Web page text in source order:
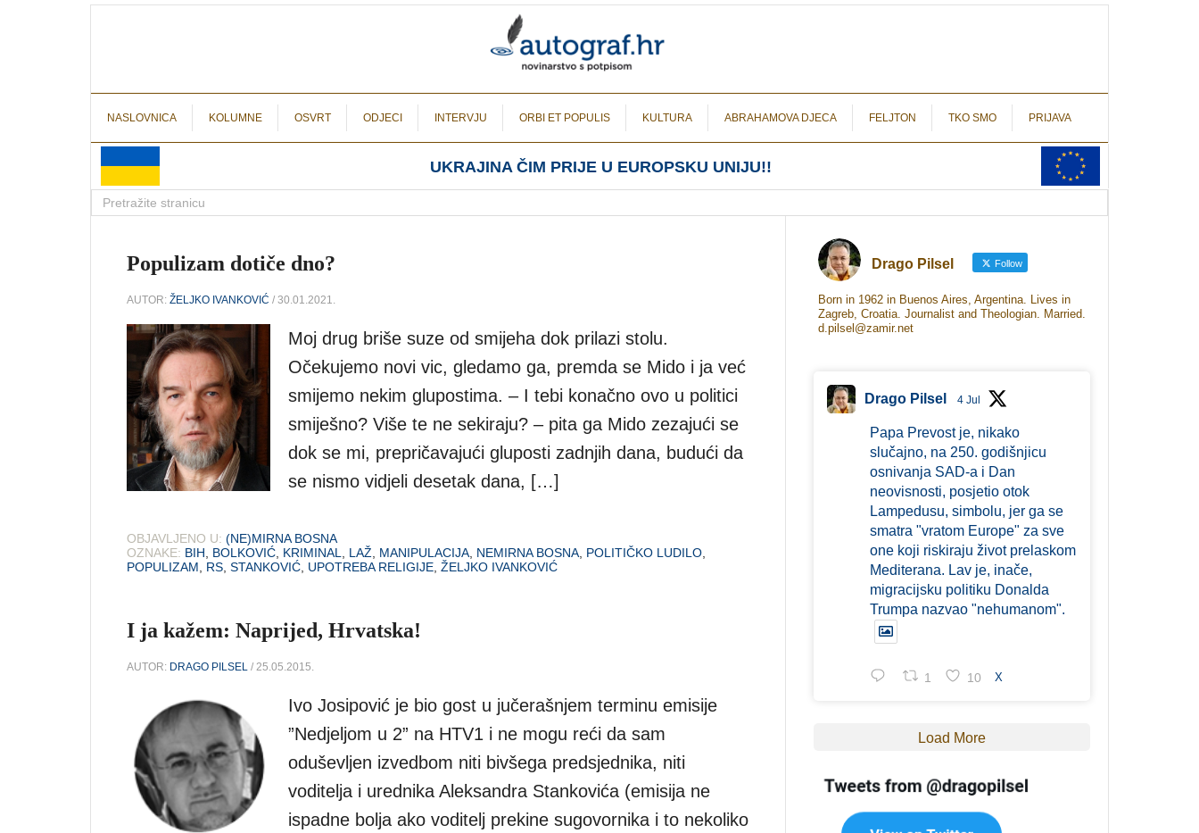
NASLOVNICA KOLUMNE OSVRT ODJECI INTERVJU ORBI ET POPULIS KULTURA ABRAHAMOVA DJECA FELJTON TKO SMO PRIJAVA
UKRAJINA ČIM PRIJE U EUROPSKU UNIJU!!
Populizam dotiče dno?
AUTOR: ŽELJKO IVANKOVIĆ / 30.01.2021.
Moj drug briše suze od smijeha dok prilazi stolu.
Očekujemo novi vic, gledamo ga, premda se Mido i ja već
smijemo nekim glupostima. – I tebi konačno ovo u politici
smiješno? Više te ne sekiraju? – pita ga Mido zezajući se
dok se mi, prepričavajući gluposti zadnjih dana, budući da
se nismo vidjeli desetak dana, […]
OBJAVLJENO U: (NE)MIRNA BOSNA
OZNAKE: BIH BOLKOVIĆ KRIMINAL LAŽ MANIPULACIJA NEMIRNA BOSNA POLITIČKO LUDILO
POPULIZAM
RS STANKOVIĆ UPOTREBA RELIGIJE ŽELJKO IVANKOVIĆ
I ja kažem: Naprijed, Hrvatska!
AUTOR: DRAGO PILSEL / 25.05.2015.
Ivo Josipović je bio gost u jučerašnjem terminu emisije
”Nedjeljom u 2” na HTV1 i ne mogu reći da sam
oduševljen izvedbom niti bivšega predsjednika, niti
voditelja i urednika Aleksandra Stankovića (emisija ne
ispadne bolja ako voditelj prekine sugovornika i to nekoliko
Drago Pilsel Follow
Born in 1962 in Buenos Aires, Argentina. Lives in
Zagreb, Croatia. Journalist and Theologian. Married.
d.pilsel@zamir.net
Drago Pilsel 4 Jul
Papa Prevost je, nikako
slučajno, na 250. godišnjicu
osnivanja SAD-a i Dan
neovisnosti, posjetio otok
Lampedusu, simbolu, jer ga se
smatra "vratom Europe" za sve
one koji riskiraju život prelaskom
Mediterana. Lav je, inače,
migracijsku politiku Donalda
Trumpa nazvao "nehumanom".
1 10 X
Load More